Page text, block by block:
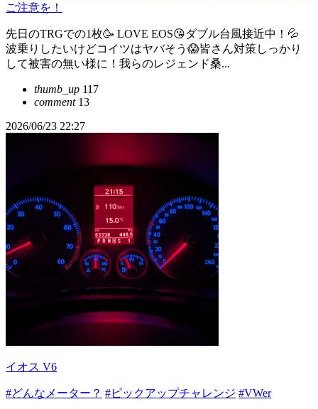
ご注意を！
先日のTRGでの1枚🥳 LOVE EOS😘ダブル台風接近中！💦
波乗りしたいけどコイツはヤバそう😱皆さん対策しっかり
して被害の無い様に！我らのレジェンド桑...
thumb_up 117
comment13
2026/06/23 22:27
イオス V6
#どんなメーター？ #ピックアップチャレンジ #VWer